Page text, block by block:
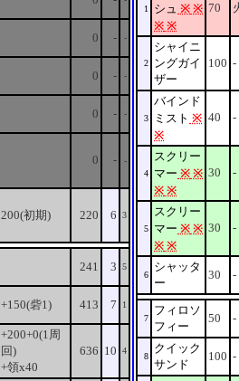
0 - -
0 - -
0 - -
0 - -
200(初期) 220 6 3
241 3 5
+150(砦1) 413 7 1
+200+0(1周
回)
+領x40
636 10 4
1
シュ ※ ※
※ ※
70
2
シャイニ
ングガイ
ザー
100 -
3
バインド
ミスト ※
※
40 -
4
スクリー
マー ※ ※
※ ※
30 -
5
スクリー
マー ※ ※
※ ※
30 -
6
シャッタ
ー
30 -
7
フィロソ
フィー
50 -
8
クイック
サンド
100 -